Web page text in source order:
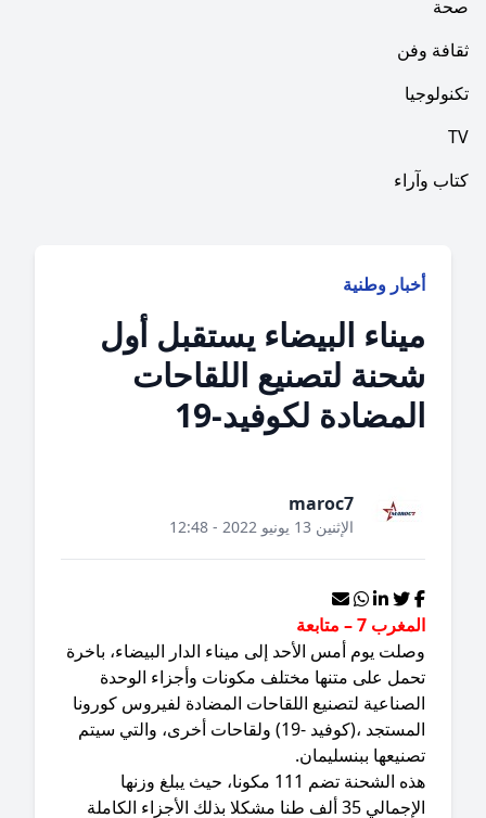
وطنية
البيضاء يستقبل أول
لتصنيع اللقاحات
لكوفيد-19
maroc7
الإثنين 13 يونيو 2022 - 12:48
يوم أمس الأحد إلى ميناء الدار البيضاء، باخرة
على متنها مختلف مكونات وأجزاء الوحدة
لتصنيع اللقاحات المضادة لفيروس كورونا
المستجد ،(كوفيد -19) ولقاحات أخرى، والتي سيتم
ببنسليمان.
هذه الشحنة تضم 111 مكونا، حيث يبلغ وزنها
الإجمالي 35 ألف طنا مشكلا بذلك الأجزاء الكاملة